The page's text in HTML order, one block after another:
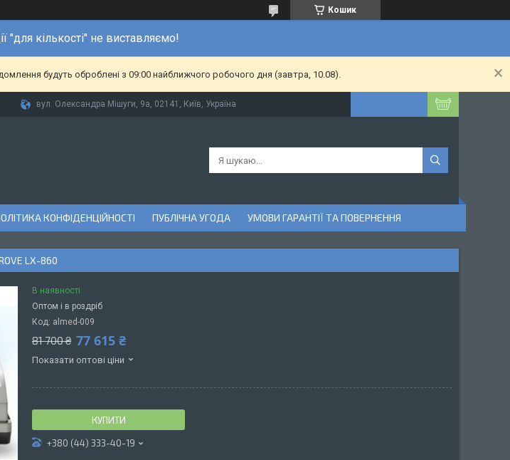
Кошик
"для кількості" не виставляємо!
будуть оброблені з 09:00 найближчого робочого дня (завтра, 10.08).
вул. Олександра Мішуги, 9а, 02141, Київ, Україна
КОНФІДЕНЦІЙНОСТІ ПУБЛІЧНА УГОДА УМОВИ ГАРАНТІЇ ТА ПОВЕРНЕННЯ
LX-860
В наявності
Оптом і в роздріб
Код: almed-009
81 700 ₴ 77 615 ₴
Показати оптові ціни
КУПИТИ
+380 (44) 333-40-19